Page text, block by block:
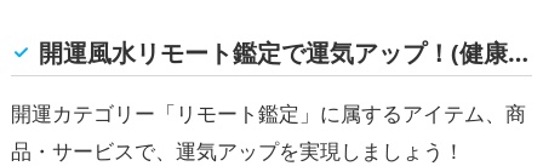
族運アップ, 総合運・全体運アップ
慶愛占舎KURARAの個人向け鑑定
運アップ,金運アップ,仕事運アップ,
康運アップ,家庭運・家族運アップ,総合
運・全体運アップ
開運風水リモート鑑定で運気アップ！(健康運)
開運カテゴリー「リモート鑑定」に属するアイテム、商
品・サービスで、運気アップを実現しましょう！